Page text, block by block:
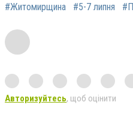
#Житомирщина #5-7 липня
Авторизуйтесь, щоб оцінити